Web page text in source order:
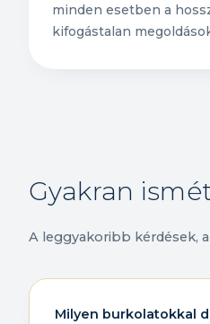
minden esetben a
kifogástalan
Gyakran
A leggyakoribb kérdések,
Milyen burkolatokkal